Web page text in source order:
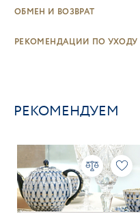
ОБМЕН И ВОЗВРАТ
РЕКОМЕНДАЦИИ ПО УХОДУ
РЕКОМЕНДУЕМ